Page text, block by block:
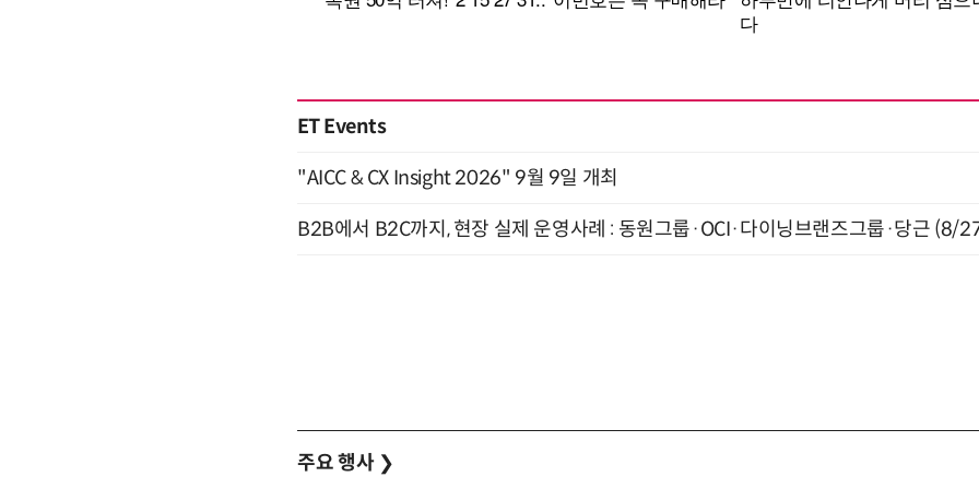
ET Events
"AICC & CX Insight 2026" 9월 9일 개최
B2B에서 B2C까지, 현장 실제 운영사례 : 동원그룹·OCI·다이닝브랜즈그룹·당근 (8/
주요 행사 ❯